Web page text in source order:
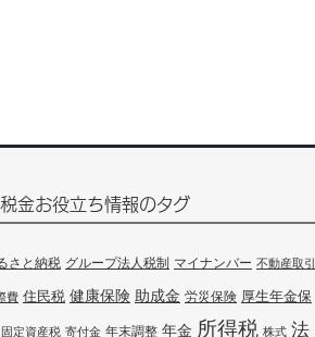
金お役立ち情報のタグ
さと納税 グループ法人税制 マイナンバー 不動産取引
費 住民税 健康保険 助成金 労災保険 厚生年金保
固定資産税 寄付金 年末調整 年金 所得税 株式 法